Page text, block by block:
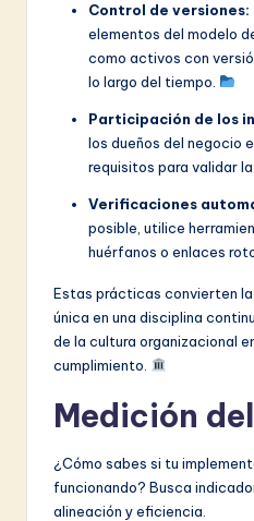
Control de versiones:
elementos del modelo
como activos con
lo largo del tiempo.
Participación de los
los dueños del negocio
requisitos para validar la
Verificaciones
posible, utilice
huérfanos o enlaces
Estas prácticas convierten
única en una disciplina
de la cultura organizacional
cumplimiento.
Medición
¿Cómo sabes si tu
funcionando? Busca
alineación y eficiencia.